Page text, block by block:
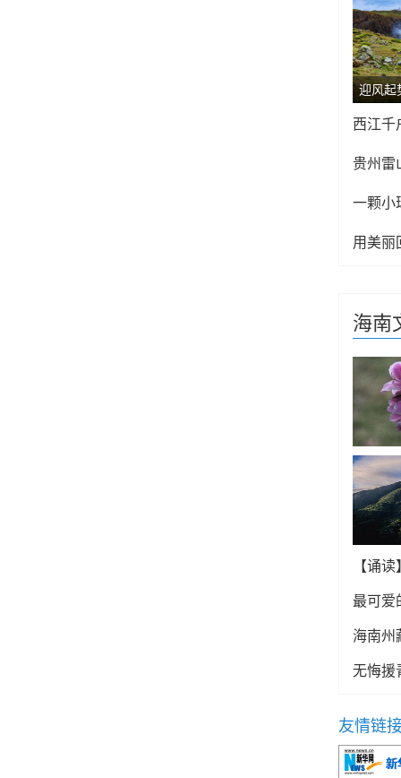
西江千
贵州雷
海南
【诵
最可爱
海南州
无悔援
友情链